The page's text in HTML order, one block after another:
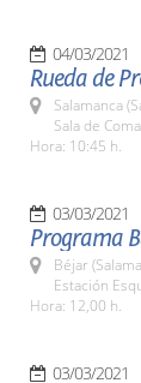
04/03/2021
Rueda de
Salamanca
Sala de
Hora: 10:45 h.
03/03/2021
Programa
Béjar
Estación
Hora: 12,00 h.
03/03/2021